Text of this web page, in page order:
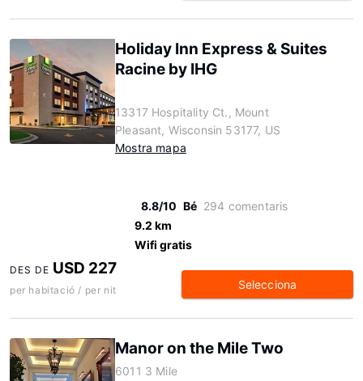
Holiday Inn Express & Suites
Racine by IHG
13317 Hospitality Ct., Mount
Pleasant, Wisconsin 53177, US
Mostra mapa
8.8/10 Bé 294 comentaris
9.2 km
Wifi gratis
DES DE USD 227
per habitació / per nit Selecciona
Manor on the Mile Two
6011 3 Mile